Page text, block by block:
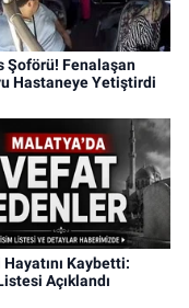
Şoförü! Fenalaşan
Hastaneye Yetiştirdi
Hayatını Kaybetti:
Açıklandı